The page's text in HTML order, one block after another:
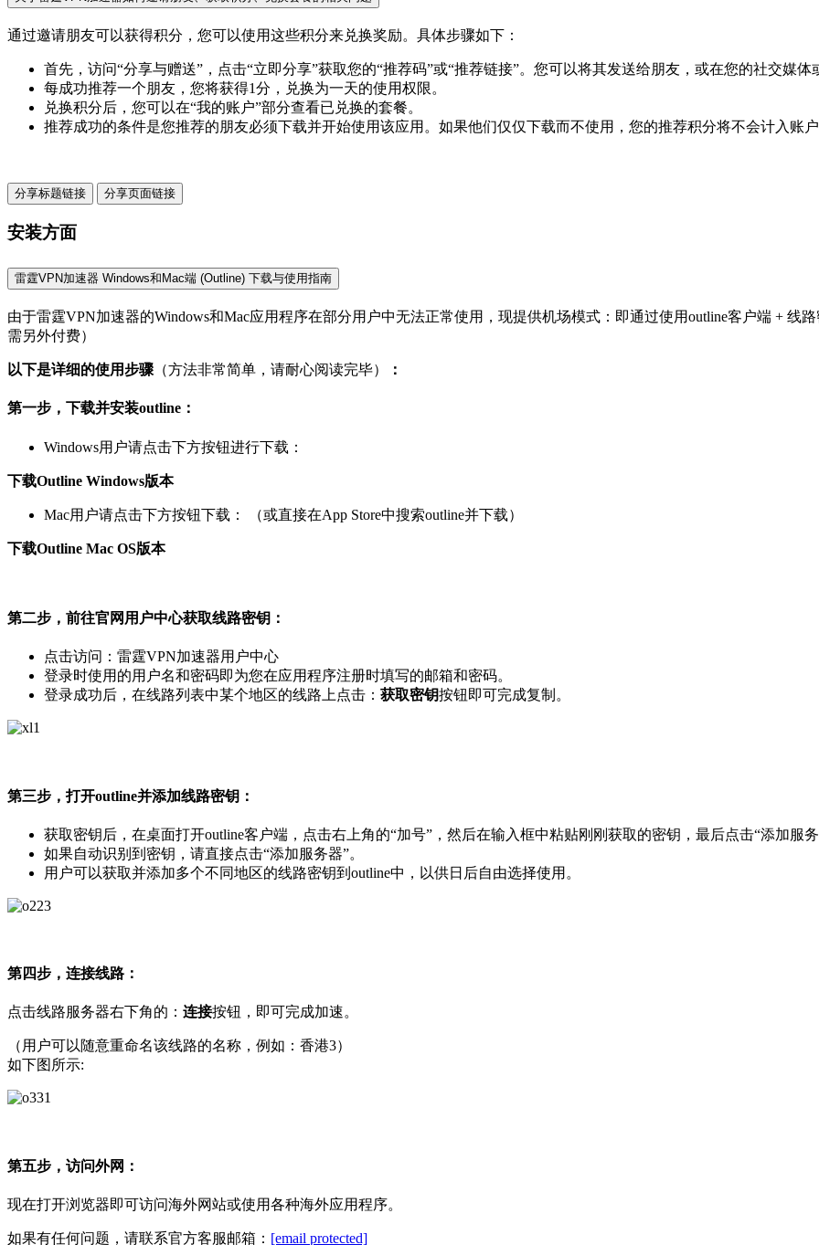
通过邀请朋友可以获得积分，您可以使用这些积分来兑换奖励。具体步骤如下：
首先，访问“分享与赠送”，点击“立即分享”获取您的“推荐码”或“推荐链接”。您可以将其发送给朋友，或在您的社交媒体
每成功推荐一个朋友，您将获得1分，兑换为一天的使用权限。
兑换积分后，您可以在“我的账户”部分查看已兑换的套餐。
推荐成功的条件是您推荐的朋友必须下载并开始使用该应用。如果他们仅仅下载而不使用，您的推荐积分将不会计入账
分享标题链接 分享页面链接
安装方面
雷霆VPN加速器 Windows和Mac端 (Outline) 下载与使用指南
由于雷霆VPN加速器的Windows和Mac应用程序在部分用户中无法正常使用，现提供机场模式：即通过使用outline客户端 + 线
需另外付费）
以下是详细的使用步骤 （方法非常简单，请耐心阅读完毕） ：
第一步，下载并安装outline：
Windows用户请点击下方按钮进行下载：
下载Outline Windows版本
Mac用户请点击下方按钮下载： （或直接在App Store中搜索outline并下载）
下载Outline Mac OS版本
第二步，前往官网用户中心获取线路密钥：
点击访问：雷霆VPN加速器用户中心
登录时使用的用户名和密码即为您在应用程序注册时填写的邮箱和密码。
登录成功后，在线路列表中某个地区的线路上点击： 获取密钥按钮即可完成复制。
第三步，打开outline并添加线路密钥：
获取密钥后，在桌面打开outline客户端，点击右上角的“加号”，然后在输入框中粘贴刚刚获取的密钥，最后点击“添加服
如果自动识别到密钥，请直接点击“添加服务器”。
用户可以获取并添加多个不同地区的线路密钥到outline中，以供日后自由选择使用。
第四步，连接线路：
点击线路服务器右下角的： 连接按钮，即可完成加速。
（用户可以随意重命名该线路的名称，例如：香港3）
如下图所示:
第五步，访问外网：
现在打开浏览器即可访问海外网站或使用各种海外应用程序。
如果有任何问题，请联系官方客服邮箱： [email protected]